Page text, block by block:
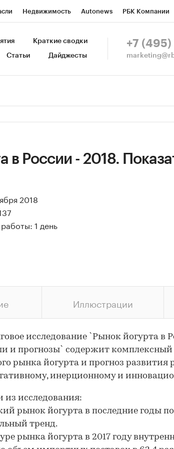
Недвижимость Autonews РБК Компании
Спецпроекты СПб Конференции СПб
Краткие сводки
Статьи Дайджесты
+7 (495)
в России - 2018.
2018
1 день
Иллюстрации
исследование `Рынок йогурта в
и прогнозы` содержит комплексный
рынка йогурта и прогноз развития
инерционному и
исследования:
рынок йогурта в последние годы
тренд.
рынка йогурта в 2017 году